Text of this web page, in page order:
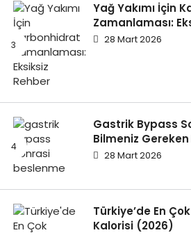
Yağ Yakımı İçin
Zamanlaması:
28 Mart 2026
Gastrik Bypass
Bilmeniz Gereken
28 Mart 2026
Türkiye’de En
Kalorisi (2026)